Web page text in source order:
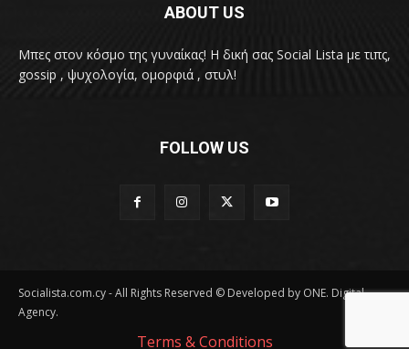
ABOUT US
Μπες στον κόσμο της γυναίκας! H δική σας Social Lista με τιπς,
gossip , ψυχολογία, ομορφιά , στυλ!
FOLLOW US
Socialista.com.cy - All Rights Reserved © Developed by ONE. Digital
Agency.
Terms & Conditions